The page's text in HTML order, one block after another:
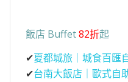
飯店 Buffet82折起
✔夏都城旅｜城食百匯
✔台南大飯店｜歐式自